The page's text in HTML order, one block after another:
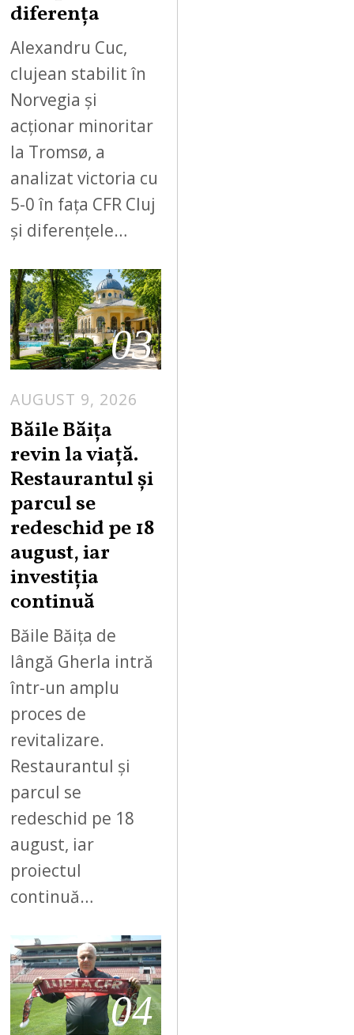
diferența
Alexandru Cuc,
clujean stabilit în
Norvegia și
acționar minoritar
la Tromsø, a
analizat victoria cu
5-0 în fața CFR Cluj
și diferențele…
03
AUGUST 9, 2026
S
9
Băile Băița
revin la viață.
Restaurantul și
parcul se
redeschid pe 18
august, iar
investiția
continuă
Băile Băița de
lângă Gherla intră
într-un amplu
proces de
revitalizare.
Restaurantul și
parcul se
redeschid pe 18
august, iar
proiectul
continuă…
04